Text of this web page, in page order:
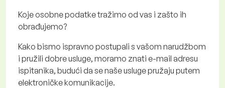
Koje osobne podatke tražimo od vas i zašto ih
obrađujemo?
Kako bismo ispravno postupali s vašom narudžbom
i pružili dobre usluge, moramo znati e-mail adresu
ispitanika, budući da se naše usluge pružaju putem
elektroničke komunikacije.